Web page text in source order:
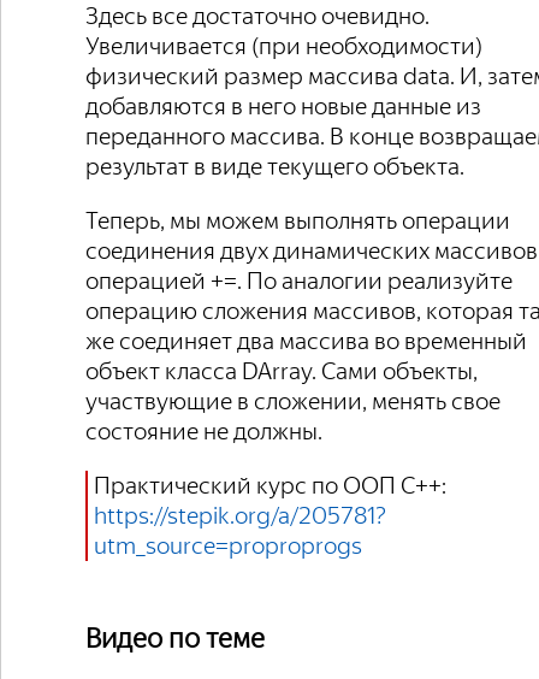
Здесь все достаточно очевидно.
Увеличивается (при необходимости)
физический размер массива data. И,
добавляются в него новые данные из
переданного массива. В конце
результат в виде текущего объекта.
Теперь, мы можем выполнять операции
соединения двух динамических массивов
операцией +=. По аналогии реализуйте
операцию сложения массивов, которая
же соединяет два массива во временный
объект класса DArray. Сами объекты,
участвующие в сложении, менять свое
состояние не должны.
Практический курс по ООП C++:
https://stepik.org/a/205781?
utm_source=proproprogs
Видео по теме